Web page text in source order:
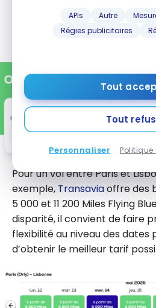
APIs Autre
Régies publicitaires
Tout
Tout
Personnaliser
vous connecter à votre
avoir entré vos coordonnées
Pour un vol entre Paris et
exemple, Transaviaoffre des
5 000 et 11 200 Miles Flying
disparité, il convient de faire
flexibilité au niveau des
d’obtenir le meilleur tarif